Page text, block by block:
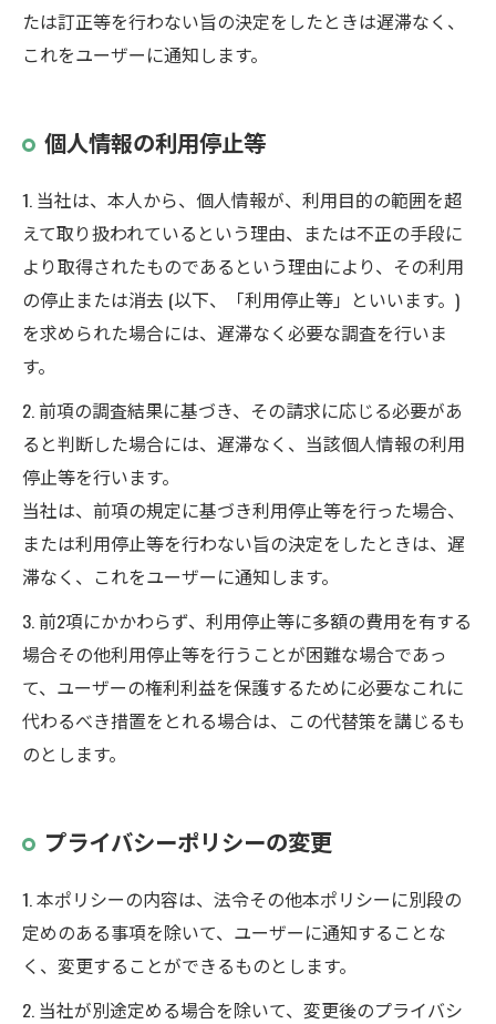
たは訂正等を行わない旨の決定をしたときは遅滞なく、
これをユーザーに通知します。
個人情報の利用停止等
1. 当社は、本人から、個人情報が、利用目的の範囲を超
えて取り扱われているという理由、または不正の手段に
より取得されたものであるという理由により、その利用
の停止または消去 (以下、「利用停止等」といいます。)
を求められた場合には、遅滞なく必要な調査を行いま
す。
2. 前項の調査結果に基づき、その請求に応じる必要があ
ると判断した場合には、遅滞なく、当該個人情報の利用
停止等を行います。
当社は、前項の規定に基づき利用停止等を行った場合、
または利用停止等を行わない旨の決定をしたときは、遅
滞なく、これをユーザーに通知します。
3. 前2項にかかわらず、利用停止等に多額の費用を有する
場合その他利用停止等を行うことが困難な場合であっ
て、ユーザーの権利利益を保護するために必要なこれに
代わるべき措置をとれる場合は、この代替策を講じるも
のとします。
プライバシーポリシーの変更
1. 本ポリシーの内容は、法令その他本ポリシーに別段の
定めのある事項を除いて、ユーザーに通知することな
く、変更することができるものとします。
2. 当社が別途定める場合を除いて、変更後のプライバシ